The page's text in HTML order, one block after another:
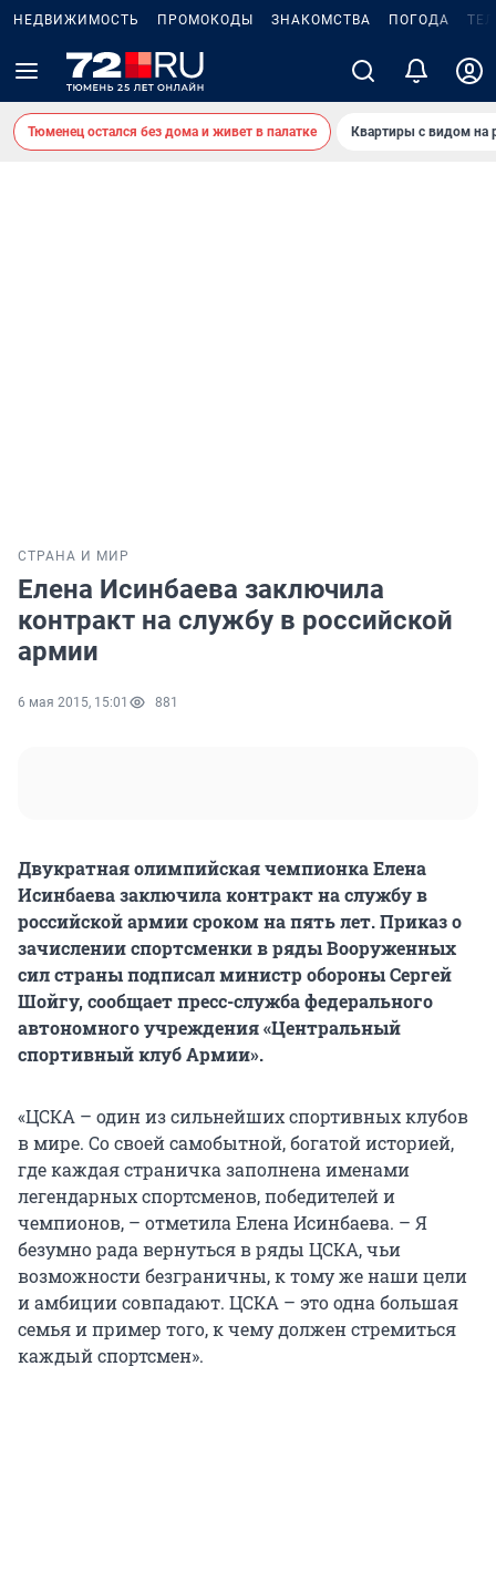
НЕДВИЖИМОСТЬ ПРОМОКОДЫ ЗНАКОМСТВА ПОГОДА
Тюменец остался без дома и живет в палатке Квартиры с видом на
СТРАНА И МИР
Елена Исинбаева заключила
контракт на службу в российской
армии
6 мая 2015, 15:01 881
Двукратная олимпийская чемпионка Елена
Исинбаева заключила контракт на службу в
российской армии сроком на пять лет. Приказ о
зачислении спортсменки в ряды Вооруженных
сил страны подписал министр обороны Сергей
Шойгу, сообщает пресс-служба федерального
автономного учреждения «Центральный
спортивный клуб Армии».
«ЦСКА – один из сильнейших спортивных клубов
в мире. Со своей самобытной, богатой историей,
где каждая страничка заполнена именами
легендарных спортсменов, победителей и
чемпионов, – отметила Елена Исинбаева. – Я
безумно рада вернуться в ряды ЦСКА, чьи
возможности безграничны, к тому же наши цели
и амбиции совпадают. ЦСКА – это одна большая
семья и пример того, к чему должен стремиться
каждый спортсмен».